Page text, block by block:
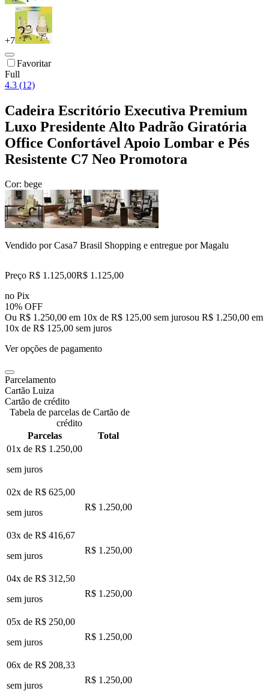
+7
Favoritar
Full
4.3 (12)
Cadeira Escritório Executiva Premium
Luxo Presidente Alto Padrão Giratória
Office Confortável Apoio Lombar e Pés
Resistente C7 Neo Promotora
Cor: bege
Vendido porCasa7 Brasil Shopping e entregue por Magalu
Preço R$ 1.125,00R$ 1.125,00
no Pix
10% OFF
Ou R$ 1.250,00 em 10x de R$ 125,00 sem jurosou R$ 1.250,00 em
10x de R$ 125,00 sem juros
Ver opções de pagamento
Parcelamento
Cartão Luiza
Cartão de crédito
Tabela de parcelas de Cartão de
crédito
Parcelas
Total
01x de R$ 1.250,00
sem juros
02x de R$ 625,00
sem juros
R$ 1.250,00
03x de R$ 416,67
sem juros
R$ 1.250,00
04x de R$ 312,50
sem juros
R$ 1.250,00
05x de R$ 250,00
sem juros
R$ 1.250,00
06x de R$ 208,33
sem juros
R$ 1.250,00